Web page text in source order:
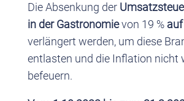
Die Absenkung der
in der Gastronomievon 19 % auf
verlängert werden, um diese
entlasten und die Inflation nicht
befeuern.